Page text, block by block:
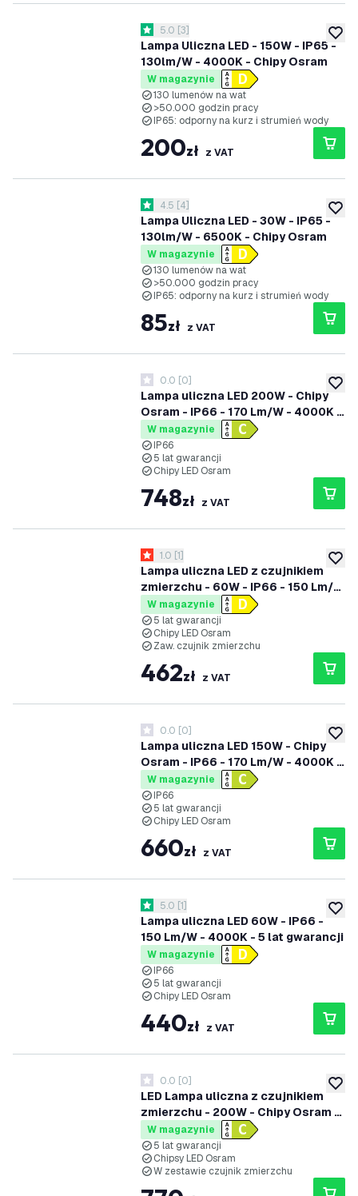
dodaj
Lampa Uliczna LED - 150W - IP65 -
130lm/W - 4000K - Chipy Osram
otwórz panel recenzji
5 Gwiazdki oceny
5.0 [3]
W magazynie
130 lumenów na wat
>50.000 godzin pracy
IP65: odporny na kurz i strumień wody
200zł z VAT
Lampa Uliczna LED - 30W - IP65 -
130lm/W - 6500K - Chipy Osram
otwórz panel recenzji
4.5 Gwiazdki oceny
4.5 [4]
W magazynie
130 lumenów na wat
>50.000 godzin pracy
IP65: odporny na kurz i strumień wody
85zł z VAT
Lampa uliczna LED 200W - Chipy
Osram - IP66 - 170 Lm/W - 4000K -
5 lat gwarancji
0 Gwiazdki oceny
0.0 [0]
W magazynie
IP66
5 lat gwarancji
Chipy LED Osram
748zł z VAT
Lampa uliczna LED z czujnikiem
zmierzchu - 60W - IP66 - 150 Lm/W
- 4000K - 5 lat gwarancji
otwórz panel recenzji
1 Gwiazdki oceny
1.0 [1]
W magazynie
5 lat gwarancji
Chipy LED Osram
Zaw. czujnik zmierzchu
462zł z VAT
dodaj
Lampa uliczna LED 150W - Chipy
Osram - IP66 - 170 Lm/W - 4000K -
5 lat gwarancji
0 Gwiazdki oceny
0.0 [0]
W magazynie
IP66
5 lat gwarancji
Chipy LED Osram
660zł z VAT
Lampa uliczna LED 60W - IP66 -
150 Lm/W - 4000K - 5 lat gwarancji
otwórz panel recenzji
5 Gwiazdki oceny
5.0 [1]
W magazynie
IP66
5 lat gwarancji
Chipy LED Osram
440zł z VAT
LED Lampa uliczna z czujnikiem
zmierzchu - 200W - Chipy Osram -
IP66 - 170 Lm/W - 4000K - 5 lat
gwarancji
0 Gwiazdki oceny
0.0 [0]
W magazynie
5 lat gwarancji
Chipsy LED Osram
W zestawie czujnik zmierzchu